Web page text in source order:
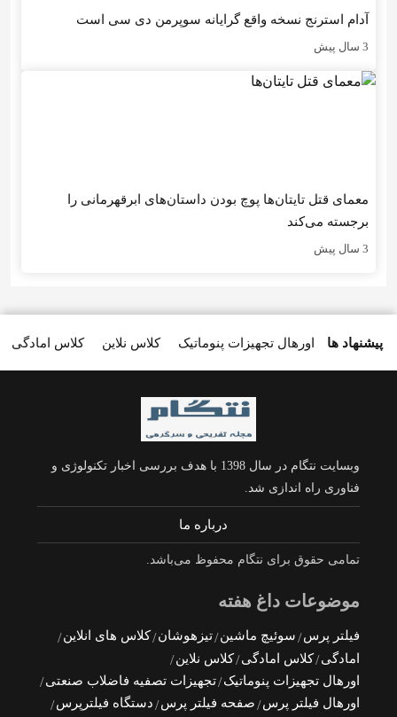
آدام استرنج نسخه واقع گرایانه سوپرمن دی سی است
3 سال پیش
معمای قتل تایتان‌ها پوچ بودن داستان‌های ابرقهرمانی را
برجسته می‌کند
3 سال پیش
پیشنهاد ها کلاس امادگی کلاس نلاین اورهال تجهیزات پنوماتیک
وبسایت نتگام در سال 1398 با هدف بررسی اخبار تکنولوژی و
فناوری راه اندازی شد.
درباره ما
تمامی حقوق برای نتگام محفوظ می‌باشد.
موضوعات داغ هفته
فیلتر پرس سوئیچ ماشین تیزهوشان کلاس های انلاین
امادگی کلاس امادگی کلاس نلاین
اورهال تجهیزات پنوماتیک تجهیزات تصفیه فاضلاب صنعتی
اورهال فیلتر پرس
صفحه فیلتر پرس
دستگاه فیلترپرس